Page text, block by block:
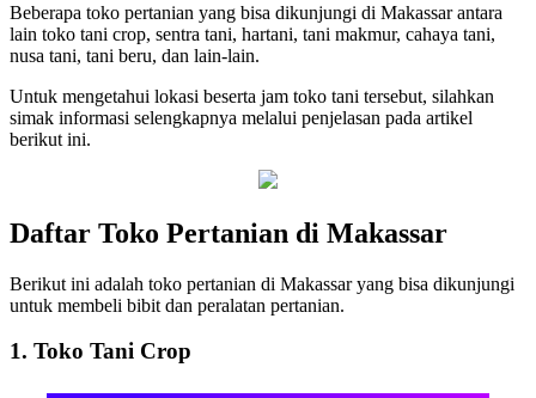
Beberapa toko pertanian yang bisa dikunjungi di Makassar antara
lain toko tani crop, sentra tani, hartani, tani makmur, cahaya tani,
nusa tani, tani beru, dan lain-lain.
Untuk mengetahui lokasi beserta jam toko tani tersebut, silahkan
simak informasi selengkapnya melalui penjelasan pada artikel
berikut ini.
Daftar Toko Pertanian di Makassar
Berikut ini adalah toko pertanian di Makassar yang bisa dikunjungi
untuk membeli bibit dan peralatan pertanian.
1. Toko Tani Crop